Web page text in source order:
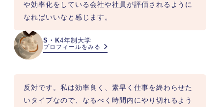
S・K4年制大学
プロフィールをみる
や効率化をしている会社や社員が評価されるように
なればいいなと感じます。
反対です。私は効率良く、素早く仕事を終わらせた
いタイプなので、なるべく時間内にやり切れるよう